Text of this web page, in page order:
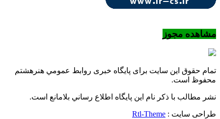
مشاهده مجوز
تمام حقوق این سایت برای پایگاه خبری روابط عمومي هنرهشتم
محفوظ است.
نشر مطالب با ذکر نام اين پايگاه اطلاع رساني بلامانع است.
طراحی سایت : Rtl-Theme